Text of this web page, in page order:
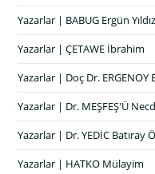
Yazarlar | BABUG Ergün Yıldız
Yazarlar | ÇETAWE İbrahim
Yazarlar | Doç Dr. ERGENOY
Yazarlar | Dr. MEŞFEŞ'Ü
Yazarlar | Dr. YEDİC Batıray
Yazarlar | HATKO Mülayim